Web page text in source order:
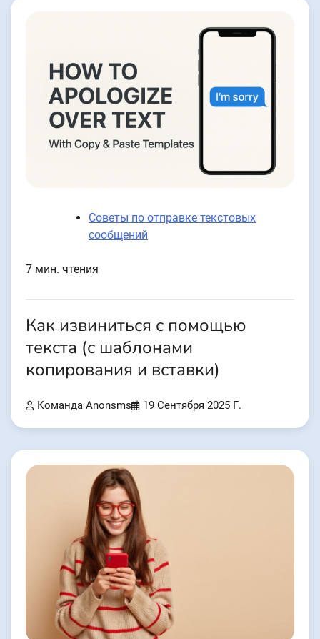
Советы по отправке текстовых
сообщений
7 мин. чтения
Как извиниться с помощью
текста (с шаблонами
копирования и вставки)
Команда Anonsms 19 Сентября 2025 Г.